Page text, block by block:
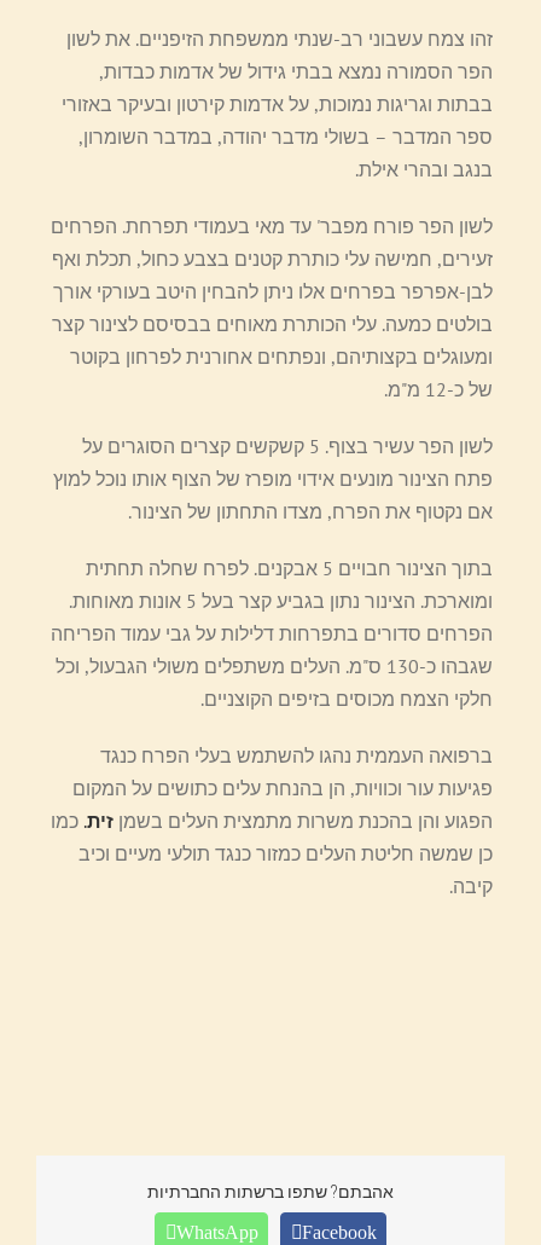
זהו צמח עשבוני רב-שנתי ממשפחת הזיפניים. את לשון
הפר הסמורה נמצא בבתי גידול של אדמות כבדות,
בבתות וגריגות נמוכות, על אדמות קירטון ובעיקר באזורי
ספר המדבר – בשולי מדבר יהודה, במדבר השומרון,
בנגב ובהרי אילת.
לשון הפר פורח מפבר' עד מאי בעמודי תפרחת. הפרחים
זעירים, חמישה עלי כותרת קטנים בצבע כחול, תכלת ואף
לבן-אפרפר בפרחים אלו ניתן להבחין היטב בעורקי אורך
בולטים כמעה. עלי הכותרת מאוחים בבסיסם לצינור קצר
ומעוגלים בקצותיהם, ונפתחים אחורנית לפרחון בקוטר
של כ-12 מ"מ.
לשון הפר עשיר בצוף. 5 קשקשים קצרים הסוגרים על
פתח הצינור מונעים אידוי מופרז של הצוף אותו נוכל למוץ
אם נקטוף את הפרח, מצדו התחתון של הצינור.
בתוך הצינור חבויים 5 אבקנים. לפרח שחלה תחתית
ומוארכת. הצינור נתון בגביע קצר בעל 5 אונות מאוחות.
הפרחים סדורים בתפרחות דלילות על גבי עמוד הפריחה
שגבהו כ-130 ס"מ. העלים משתפלים משולי הגבעול, וכל
חלקי הצמח מכוסים בזיפים הקוצניים.
ברפואה העממית נהגו להשתמש בעלי הפרח כנגד
פגיעות עור וכוויות, הן בהנחת עלים כתושים על המקום
הפגוע והן בהכנת משרות מתמצית העלים בשמן זית. כמו
כן שמשה חליטת העלים כמזור כנגד תולעי מעיים וכיב
קיבה.
אהבתם? שתפו ברשתות החברתיות
Facebook
WhatsApp